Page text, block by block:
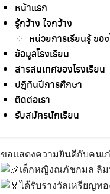
หน้าแรก
รู้กว้าง ใจกว้าง
หน่วยการเรียนรู้ ข
ข้อมูลโรงเรียน
สารสนเทศของโรงเรียน
ปฎิทินปีการศึกษา
ติดต่อเรา
รับสมัครนักเรียน
19 Aug 2024 Terakeat
ขอแสดงความยินดีกับคนเ
ขอแสดงความยินดีกับคนเ
เด็กหญิงณภัชกมล ลิม
ได้รับรางวัลเหรียญท